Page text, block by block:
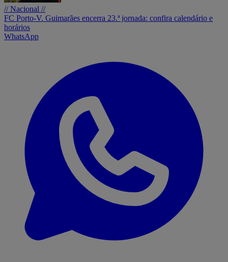
// Nacional //
FC Porto-V. Guimarães encerra 23.ª jornada: confira calendário e
horários
WhatsApp